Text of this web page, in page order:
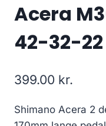
Acera
42-32-
399.00 kr.
Shimano Acera 2